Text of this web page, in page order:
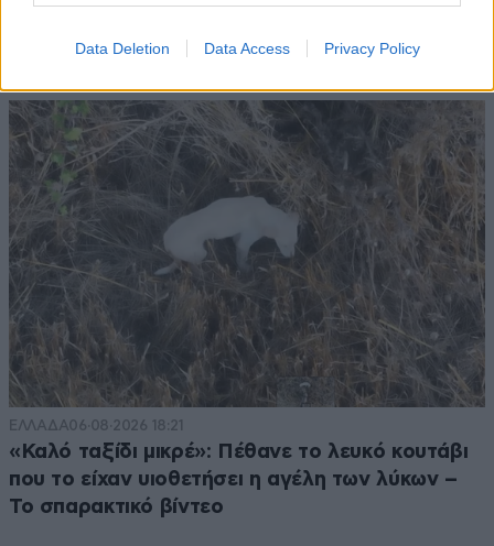
Data Deletion Data Access Privacy Policy
Μέγκαν Μαρκλ: Αυτός είναι ο λόγος που ο
βασιλιάς Κάρολος δεν της ευχήθηκε δημόσια
ΕΛΛΑΔΑ06·08·2026 18:21
«Καλό ταξίδι μικρέ»: Πέθανε το λευκό κουτάβι
που το είχαν υιοθετήσει η αγέλη των λύκων –
Το σπαρακτικό βίντεο